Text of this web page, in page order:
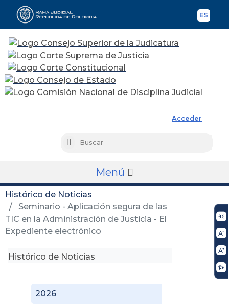
ES
Acceder
Buscar
Menú
Histórico de Noticias
Seminario - Aplicación segura de las
TIC en la Administración de Justicia - El
Expediente electrónico
Histórico de Noticias
2026